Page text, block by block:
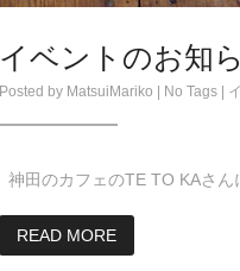
イベントのお知
Posted by MatsuiMariko | No Tags |
神田のカフェのTE TO KAさ
READ MORE